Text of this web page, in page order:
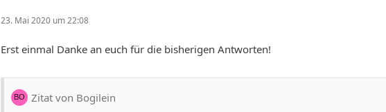
23. Mai 2020 um 22:08
Erst einmal Danke an euch für die bisherigen Antworten!
Zitat von Bogilein